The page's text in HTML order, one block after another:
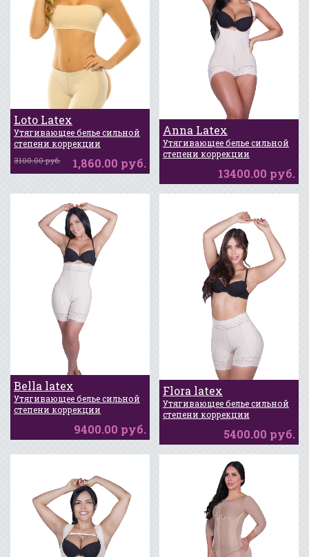
Loto Latex
Утягивающее белье сильной
степени коррекции
1,860.00 руб.
3100.00 руб.
Скидка 40%
Anna Latex
Утягивающее белье сильной
степени коррекции
13400.00 руб.
Новинка
Bella latex
Утягивающее белье сильной
степени коррекции
9400.00 руб.
Новинка
Flora latex
Утягивающее белье сильной
степени коррекции
5400.00 руб.
Новинка